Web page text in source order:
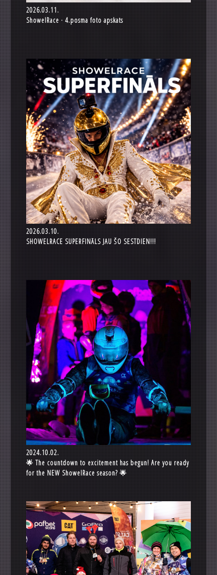
2026.03.11.
ShowelRace · 4.posma foto apskats
2026.03.10.
SHOWELRACE SUPERFINĀLS JAU ŠO SESTDIEN!!!
2024.10.02.
🌟 The countdown to excitement has begun! Are you ready
for the NEW ShowelRace season? 🌟